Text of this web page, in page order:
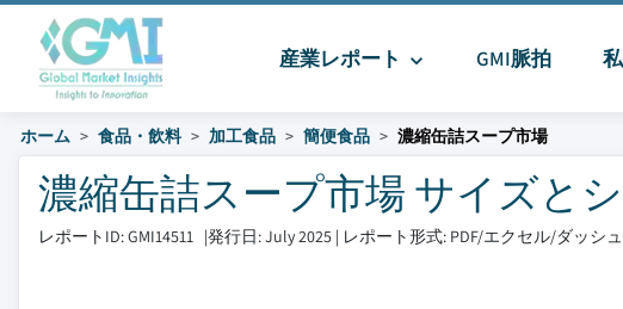
産業レポート GMI脈拍
ホーム 食品・飲料 加工食品 簡便食品 濃縮缶詰スープ市場
濃縮缶詰スープ市場 サイズとシ
レポートID: GMI14511 |発行日: July 2025 | レポート形式: PDF/エクセル/ダッシ